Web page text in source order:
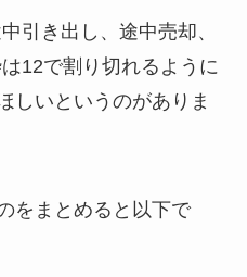
引き出し、途中売却、
12で割り切れるように
しいというのがありま
をまとめると以下で